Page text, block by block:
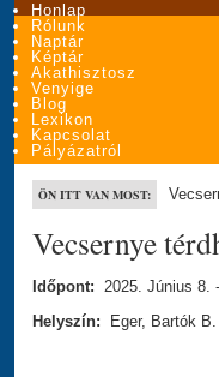
Honlap
Rólunk
Naptár
Képtár
Akathisztosz
Venyige
Blog
Lexikon
Kapcsolat
Pályázatról
ÖN ITT VAN MOST:
Vecsernye
Időpont: 2025. Június 8.
Helyszín:
Eger, Bartók